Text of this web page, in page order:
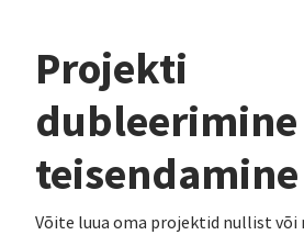
Projekti
teisendamine
Võite luua oma projektid nullist või